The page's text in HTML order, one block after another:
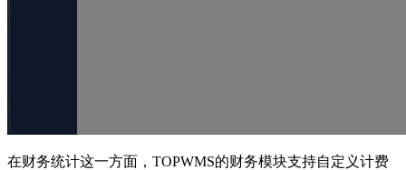
在财务统计这一方面，TOPWMS的财务模块支持自定义计费